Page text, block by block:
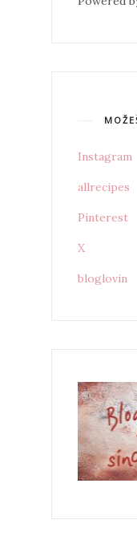
Instagram
allrecipes
Pinterest
X
bloglovin